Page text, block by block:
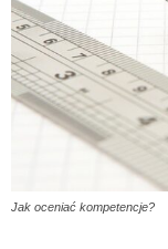
Jak oceniać kompetencje?